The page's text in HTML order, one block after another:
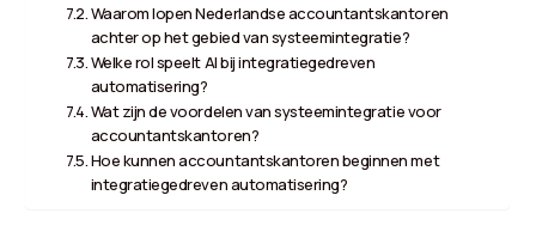
Waarom lopen Nederlandse accountantskantoren
achter op het gebied van systeemintegratie?
Welke rol speelt AI bij integratiegedreven
automatisering?
Wat zijn de voordelen van systeemintegratie voor
accountantskantoren?
Hoe kunnen accountantskantoren beginnen met
integratiegedreven automatisering?